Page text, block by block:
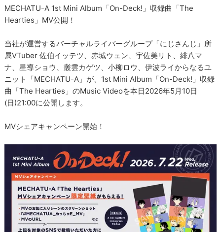
MECHATU-A 1st Mini Album「On-Deck!」収録曲「The
Hearties」MV公開！
当社が運営するバーチャルライバーグループ「にじさんじ」所
属VTuber 佐伯イッテツ、赤城ウェン、宇佐美リト、緋八マ
ナ、星導ショウ、叢雲カゲツ、小柳ロウ、伊波ライからなるユ
ニット「MECHATU-A」が、1st Mini Album「On-Deck!」収録
曲「The Hearties」のMusic Videoを本日2026年5月10日
(日)21:00に公開します。
MVシェアキャンペーン開始！